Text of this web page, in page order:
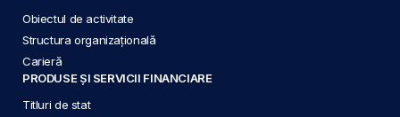
Obiectul de activitate
Structura organizațională
Carieră
PRODUSE ȘI SERVICII FINANCIARE
Titluri de stat